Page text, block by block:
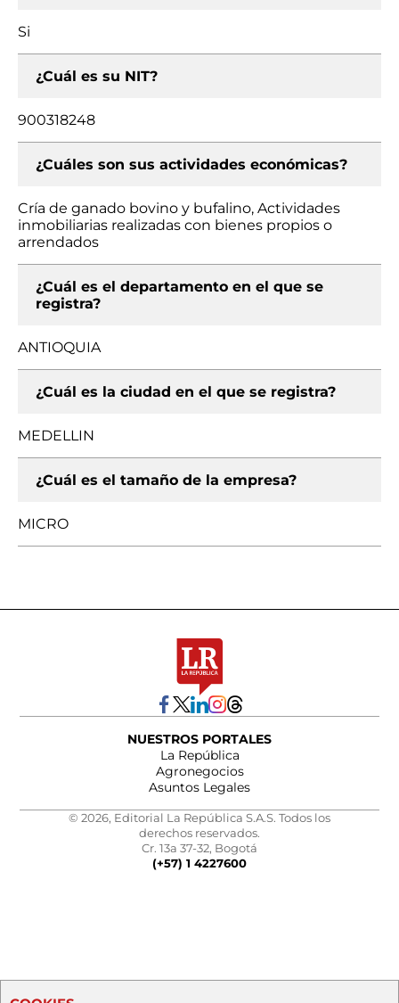
Si
¿Cuál es su NIT?
900318248
¿Cuáles son sus actividades económicas?
Cría de ganado bovino y bufalino, Actividades
inmobiliarias realizadas con bienes propios o
arrendados
¿Cuál es el departamento en el que se
registra?
ANTIOQUIA
¿Cuál es la ciudad en el que se registra?
MEDELLIN
¿Cuál es el tamaño de la empresa?
MICRO
NUESTROS PORTALES
La República
Agronegocios
Asuntos Legales
© 2026, Editorial La República S.A.S. Todos los
derechos reservados.
Cr. 13a 37-32, Bogotá
(+57) 1 4227600